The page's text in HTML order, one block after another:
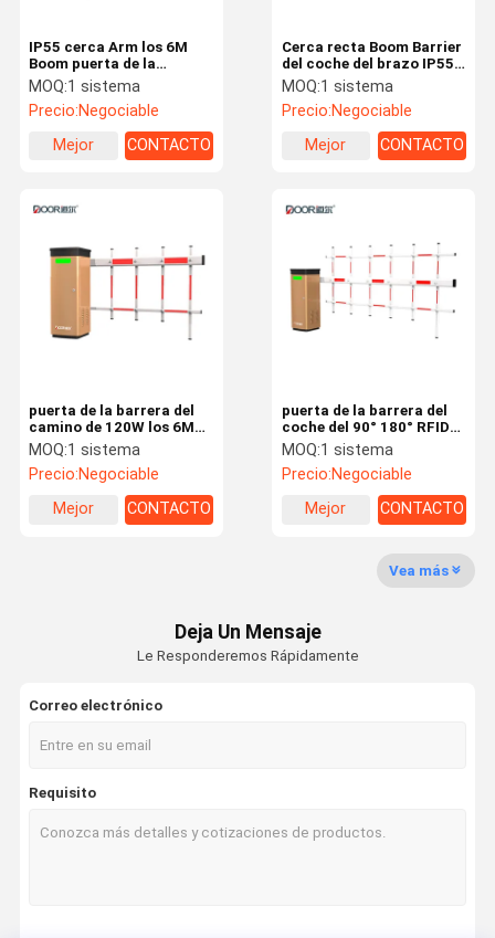
Viaje De La
Control De
Noticias
torniquete de la puerta de velocidad
torniquete de la puerta de oscilación
Torniquete facial del reconocimiento
Cerca recta Boom Barrier
del coche del brazo IP55
120W RS485
MOQ:1 sistema
Precio:Negociable
Mejor
CONTACTO
IP55 cerca Arm los 6M
Boom puerta de la
barrera del coche de 120
vatios
MOQ:1 sistema
Precio:Negociable
Mejor
CONTACTO
puerta de la barrera del
coche del 90° 180° RFID
los 6M Boom Fence 120W
MOQ:1 sistema
Precio:Negociable
Mejor
CONTACTO
puerta de la barrera del
camino de 120W los 6M
Boom Waterproof IP55
MOQ:1 sistema
Precio:Negociable
Mejor
CONTACTO
Vea más
Deja Un Mensaje
Le Responderemos Rápidamente
Correo electrónico
Requisito